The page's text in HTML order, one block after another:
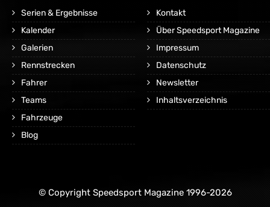
Serien & Ergebnisse
Kalender
Galerien
Rennstrecken
Fahrer
Teams
Fahrzeuge
Blog
Kontakt
Über Speedsport Magazine
Impressum
Datenschutz
Newsletter
Inhaltsverzeichnis
© Copyright Speedsport Magazine 1996-2026